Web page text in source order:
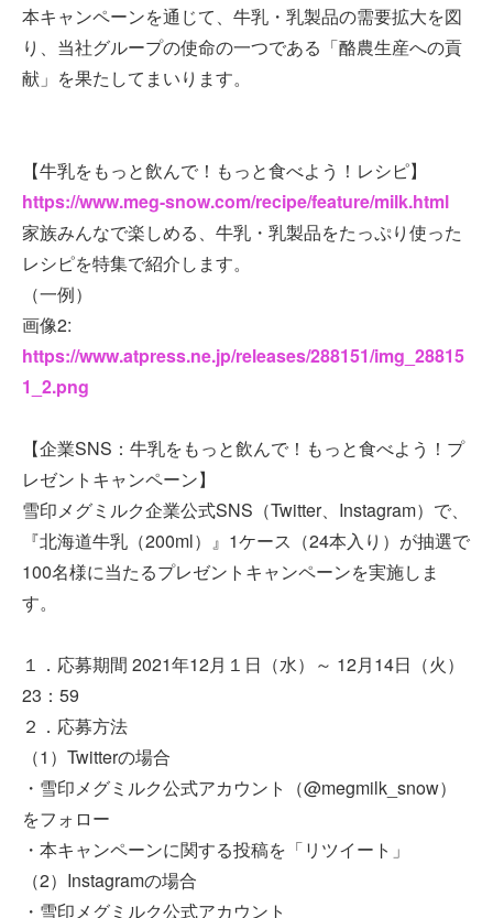
本キャンペーンを通じて、牛乳・乳製品の需要拡大を図
り、当社グループの使命の一つである「酪農生産への貢
献」を果たしてまいります。
【牛乳をもっと飲んで！もっと食べよう！レシピ】
https://www.meg-snow.com/recipe/feature/milk.html
家族みんなで楽しめる、牛乳・乳製品をたっぷり使った
レシピを特集で紹介します。
（一例）
画像2:
https://www.atpress.ne.jp/releases/288151/img_28815
1_2.png
【企業SNS：牛乳をもっと飲んで！もっと食べよう！プ
レゼントキャンペーン】
雪印メグミルク企業公式SNS（Twitter、Instagram）で、
『北海道牛乳（200ml）』1ケース（24本入り）が抽選で
100名様に当たるプレゼントキャンペーンを実施しま
す。
１．応募期間 2021年12月１日（水）～ 12月14日（火）
23：59
２．応募方法
（1）Twitterの場合
・雪印メグミルク公式アカウント（@megmilk_snow）
をフォロー
・本キャンペーンに関する投稿を「リツイート」
（2）Instagramの場合
・雪印メグミルク公式アカウント